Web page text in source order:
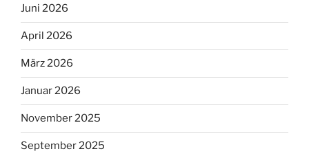
Juni 2026
April 2026
März 2026
Januar 2026
November 2025
September 2025